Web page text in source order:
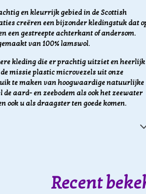
en kleurrijk gebied in de Scottish
creëren een bijzonder kledingstuk dat
een gestreepte achterkant of andersom.
van 100% lamswol.
kleding die er prachtig uitziet en heerlijk
missie plastic microvezels uit onze
te maken van hoogwaardige natuurlijke
aard- en zeebodem als ook het zeewater
ook u als draagster ten goede komen.
Recent